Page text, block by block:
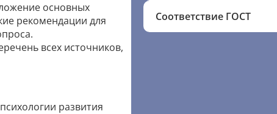
основных
рекомендации для
всех источников,
развития
Соответствие ГОСТ